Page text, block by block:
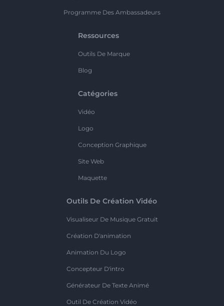
Programme Des Ambassadeurs
Ressources
Outils De Marque
Blog
Catégories
Vidéo
Logo
Conception Graphique
Site Web
Maquette
Outils De Création Vidéo
Visualiseur De Musique Gratuit
Création D'animation
Animation Du Logo
Concepteur D'intro
Générateur De Texte Animé
Outil De Création Vidéo